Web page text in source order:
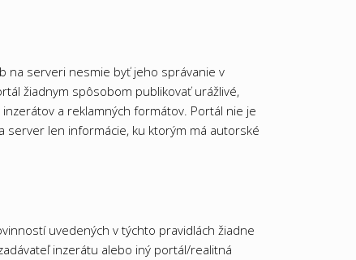
na serveri nesmie byť jeho správanie v
žiadnym spôsobom publikovať urážlivé,
a reklamných formátov. Portál nie je
server len informácie, ku ktorým má autorské
uvedených v týchto pravidlách žiadne
inzerátu alebo iný portál/realitná